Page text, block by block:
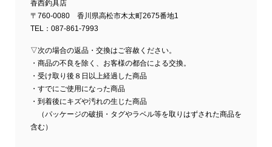
香西釣具店
〒760-0080 香川県高松市木太町2675番地1
TEL：087-861-7993
▽次の場合の返品・交換はご容赦ください。
・商品の不良を除く、お客様の都合による交換。
・受け取り後８日以上経過した商品
・すでにご使用になった商品
・到着後にキズや汚れの生じた商品
（パッケージの破損・タグやラベル等を取りはずされた商品を
含む）